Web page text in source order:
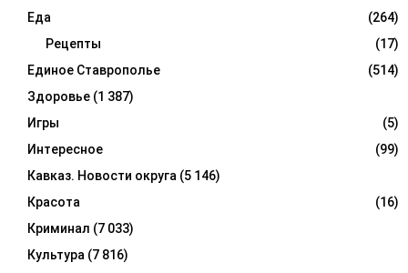
Еда
(264)
Рецепты
(17)
Единое Ставрополье
(514)
Здоровье (1 387)
Игры
(5)
Интересное
(99)
Кавказ. Новости округа (5 146)
Красота
(16)
Криминал (7 033)
Культура (7 816)